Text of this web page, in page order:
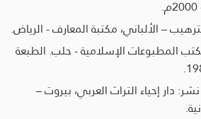
– الألباني، مكتبة المعارف - الرياض.
المطبوعات الإسلامية - حلب. الطبعة
دار إحياء التراث العربي، بيروت –